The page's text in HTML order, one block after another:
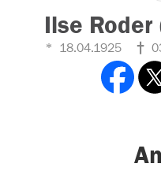
Ilse Roder
18.04.1925